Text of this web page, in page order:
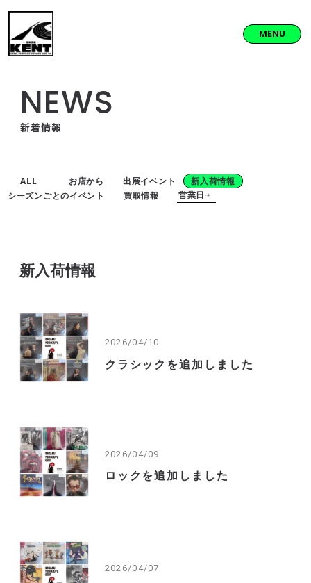
MENU
NEWS
新着情報
ALL お店から 出展イベント
新入荷情報
シーズンごとのイベント
買取情報 営業日
新入荷情報
2026/04/10
クラシックを追加しました
2026/04/09
ロックを追加しました
2026/04/07